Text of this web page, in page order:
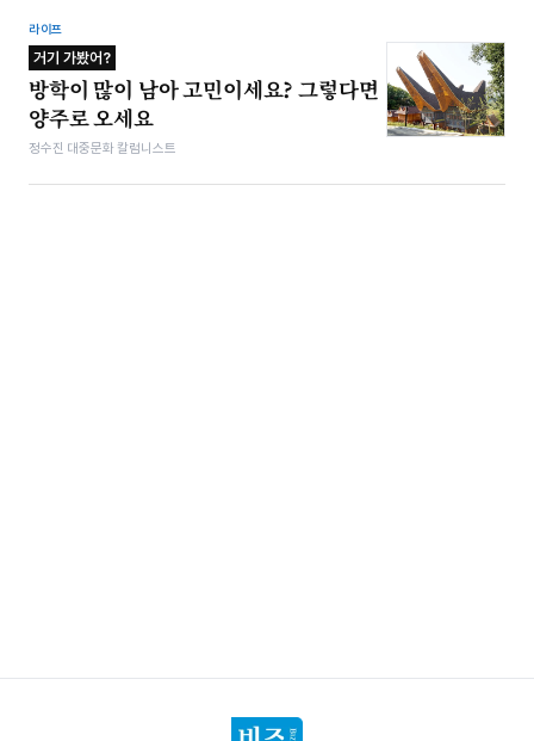
라이프
거기 가봤어?
방학이 많이 남아 고민이세요? 그렇다면
양주로 오세요
정수진 대중문화 칼럼니스트